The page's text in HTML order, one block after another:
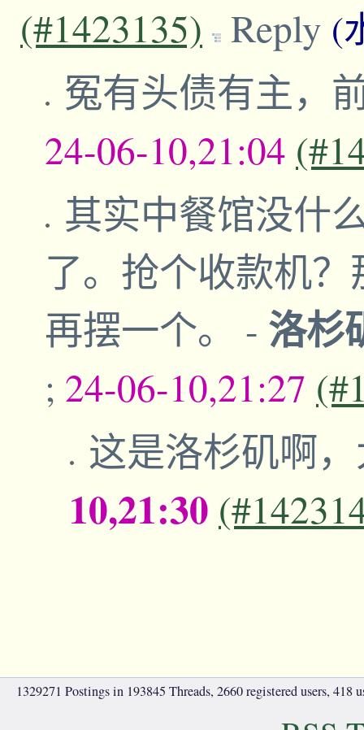
(#1423135) Reply (
冤有头债有主，
24-06-10,21:04
其实中餐馆没什
了。抢个收款机
再摆一个。 - 洛杉
; 24-06-10,21:27
这是洛杉矶啊
10,21:30
1329271 Postings in 193845 Threads, 2660 registered users, 418